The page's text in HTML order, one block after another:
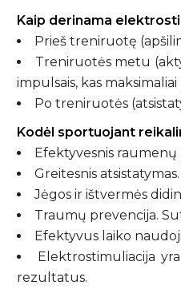
Kaip derinama
Prieš treniruotę
Treniruotės metu
impulsais, kas
Po treniruotės
Kodėl sportuojant
Efektyvesnis
Greitesnis
Jėgos ir ištvermės
Traumų prevencija.
Efektyvus laiko
Elektrostimuliacija
rezultatus.